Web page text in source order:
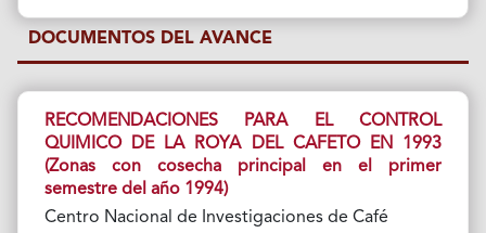
DOCUMENTOS DEL AVANCE
RECOMENDACIONES PARA EL CONTROL
QUIMICO DE LA ROYA DEL CAFETO EN 1993
(Zonas con cosecha principal en el primer
semestre del año 1994)
Centro Nacional de Investigaciones de Café